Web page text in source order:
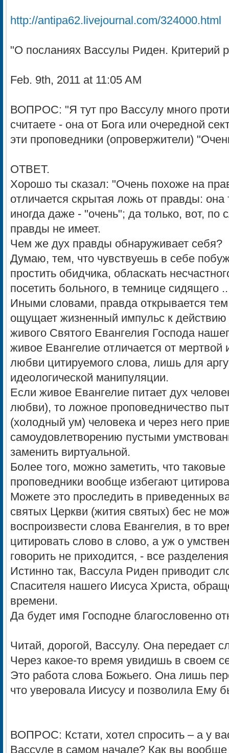
http://antipa62.livejournal.com/324000.html
"О посланиях Вассулы Риден. Критерий
Feb. 9th, 2011 at 11:05 AM
ВОПРОС: "Я тут про Вассулу много
считаете - она от Бога или очередной
эти проповедники (опровержители)
ОТВЕТ.
Хорошо ты сказал: "Очень похоже на
отличается скрытая ложь от правды: она
иногда даже - "очень"; да только, вот, по
правды не имеет.
Чем же дух правды обнаруживает себя?
Думаю, тем, что чувствуешь в себе
простить обидчика, обласкать
посетить больного, в темнице сидящего
Иными словами, правда открываетcя
ощущает жизненный импульс к
живого Святого Евангелия Господа
живое Евангелие отличается от мертвой
любви цитируемого слова, лишь для
идеологической манипуляции.
Если живое Евангелие питает дух
любви), то ложное проповедничество
(холодный ум) человека и через него
самоудовлетворению пустыми
заменить виртуальной.
Более того, можно заметить, что
проповедники вообще избегают
Можете это проследить в приведенных
святых Церкви (жития святых) бес не
воспроизвести слова Евангелия, в то
цитировать слово в слово, а уж о
говорить не приходится, - все
Истинно так, Вассула Риден приводит
Спасителя нашего Иисуса Христа,
времени.
Да будет имя Господне благословенно
Читай, дорогой, Вассулу. Она передает
Через какое-то время увидишь в своем
Это работа слова Божьего. Она лишь
что уверовала Иисусу и позволила Ему
ВОПРОС: Кстати, хотел спросить – а у
Вассуле в самом начале? Как вы вообще